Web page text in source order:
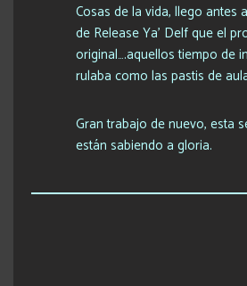
Cosas de la vida, llego antes
de Release Ya’ Delf que el
original….aquellos tiempo de
rulaba como las pastis de
Gran trabajo de nuevo, esta
están sabiendo a gloria.